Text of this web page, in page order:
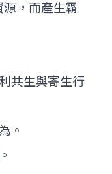
，而產生霸
共生與寄生行
。